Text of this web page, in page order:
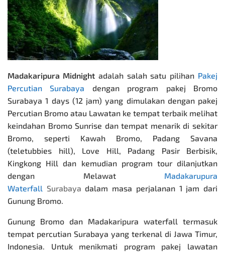
Madakaripura Midnightadalah salah satu pilihan Pakej
Percutian Surabaya
dengan program
pakej Bromo
Surabaya1 days (12 jam) yang dimulakan dengan pakej
Percutian Bromo atau Lawatan ke tempat terbaik melihat
keindahan Bromo Sunrise dan tempat menarik di sekitar
Bromo, seperti Kawah Bromo, Padang Savana
(teletubbies hill), Love Hill, Padang Pasir Berbisik,
Kingkong Hill dan kemudian program tour dilanjutkan
dengan Melawat
Madakarupura
Waterfall Surabayadalam masa perjalanan 1 jam dari
Gunung Bromo.
Gunung Bromo dan Madakaripura waterfall termasuk
tempat percutian Surabaya yang terkenal di Jawa Timur,
Indonesia. Untuk menikmati program pakej lawatan